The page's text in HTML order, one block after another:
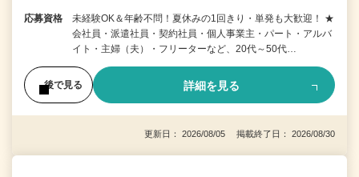
応募資格
未経験OK＆年齢不問！夏休みの1回きり・単発も大歓迎！ ★
会社員・派遣社員・契約社員・個人事業主・パート・アルバ
イト・主婦（夫）・フリーターなど、20代～50代…
後で見る 詳細を見る
更新日： 2026/08/05 掲載終了日： 2026/08/30